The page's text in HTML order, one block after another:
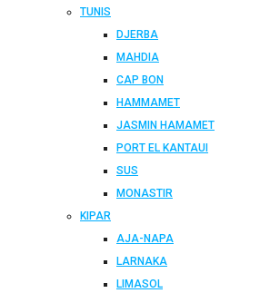
TUNIS
DJERBA
MAHDIA
CAP BON
HAMMAMET
JASMIN HAMAMET
PORT EL KANTAUI
SUS
MONASTIR
KIPAR
AJA-NAPA
LARNAKA
LIMASOL